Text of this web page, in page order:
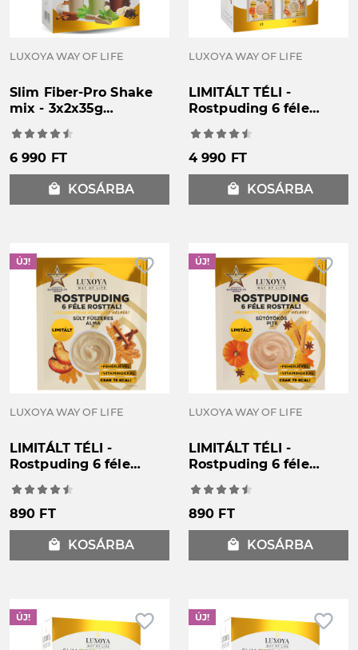
LUXOYA WAY OF LIFE
Slim Fiber-Pro Shake
mix - 3x2x35g
elősegítő étrend-
kiegészítő
rostkomplex
glükomannánnal és
édesítőszerekkel
6 990 FT
local_mall KOSÁRBA
LUXOYA WAY OF LIFE
LIMITÁLT TÉLI -
Rostpuding 6 féle
kóstolócsomag -
Sütőtök pite, Sült
fahéjas alma - 6x25g
4 990 FT
local_mall KOSÁRBA
favorite_border
ÚJ!
LUXOYA WAY OF LIFE
LIMITÁLT TÉLI -
Rostpuding 6 féle
alma - 25g
890 FT
local_mall KOSÁRBA
favorite_border
ÚJ!
LUXOYA WAY OF LIFE
LIMITÁLT TÉLI -
Rostpuding 6 féle
pite - 25g
890 FT
local_mall KOSÁRBA
favorite_border
ÚJ! favorite_border
ÚJ!